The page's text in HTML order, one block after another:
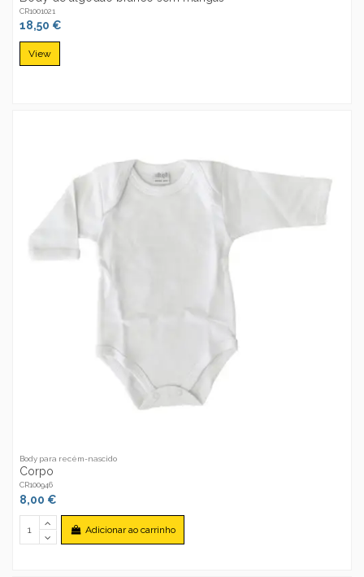
CR1001021
18,50 €
View
Body para recém-nascido
Corpo
CR100946
8,00 €
Adicionar ao carrinho